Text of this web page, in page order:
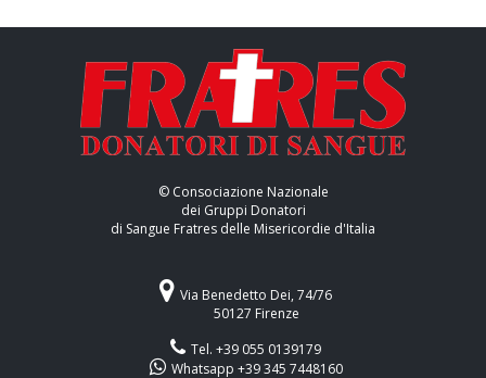
© Consociazione Nazionale
dei Gruppi Donatori
di Sangue Fratres delle Misericordie d'Italia
Via Benedetto Dei, 74/76
50127 Firenze
Tel. +39 055 0139179
Whatsapp +39 345 7448160